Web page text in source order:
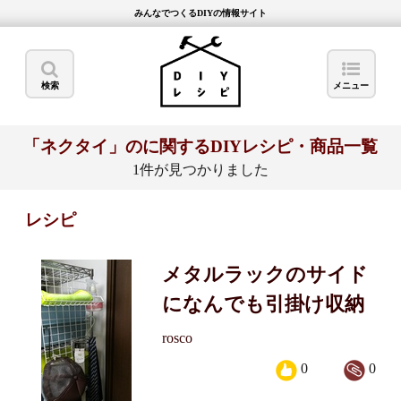
みんなでつくるDIYの情報サイト
検索 メニュー
「ネクタイ」のに関するDIYレシピ・商品一覧
1件が見つかりました
レシピ
メタルラックのサイド
になんでも引掛け収納
rosco
0
0